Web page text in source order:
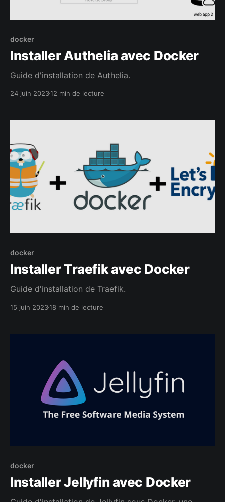
docker
Installer Authelia avec Docker
Guide d'installation de Authelia.
24 juin 202312 min de lecture
docker
Installer Traefik avec Docker
Guide d'installation de Traefik.
15 juin 202318 min de lecture
docker
Installer Jellyfin avec Docker